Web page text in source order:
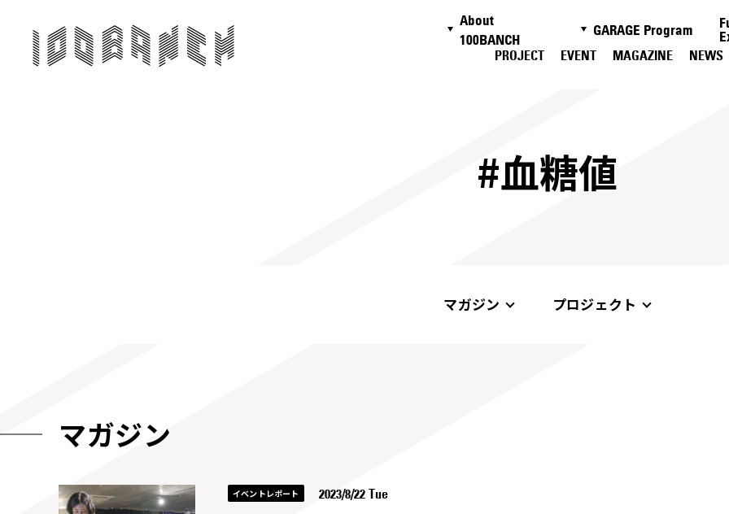
About
100BANCH
GARAGE Program
PROJECT
EVENT MAGAZINE NEWS
#血糖値
マガジン プロジェクト
マガジン
イベントレポート 2023/8/22 Tue